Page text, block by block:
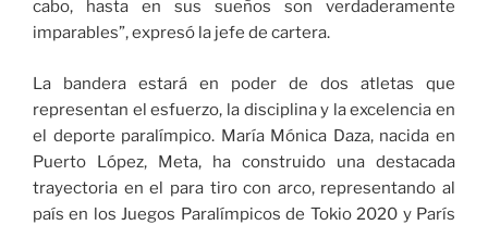
cabo, hasta en sus sueños son verdaderamente
imparables”, expresó la jefe de cartera.
La bandera estará en poder de dos atletas que
representan el esfuerzo, la disciplina y la excelencia en
el deporte paralímpico. María Mónica Daza, nacida en
Puerto López, Meta, ha construido una destacada
trayectoria en el para tiro con arco, representando al
país en los Juegos Paralímpicos de Tokio 2020 y París